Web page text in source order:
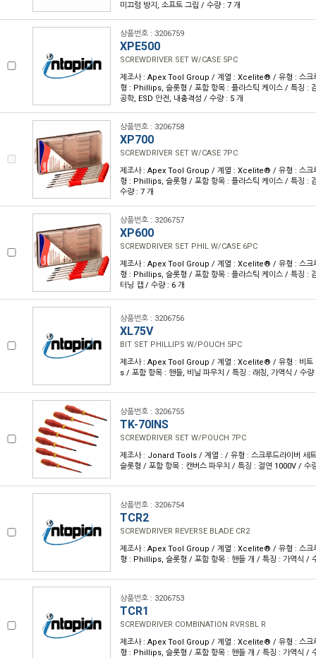
미끄럼 방지, 소프트 그립 / 수량 : 7 개
상품번호 : 3206759
XPE500
SCREWDRIVER SET W/CASE 5PC
제조사 : Apex Tool Group / 계열 : Xcelite® / 유형 : 스크
형 : Phillips, 슬롯형 / 포함 항목 : 플라스틱 케이스 / 특징 :
공학, ESD 안전, 내충격성 / 수량 : 5 개
상품번호 : 3206758
XP700
SCREWDRIVER SET W/CASE 7PC
제조사 : Apex Tool Group / 계열 : Xcelite® / 유형 : 스크
형 : Phillips, 슬롯형 / 포함 항목 : 플라스틱 케이스 / 특징 :
수량 : 7 개
상품번호 : 3206757
XP600
SCREWDRIVER SET PHIL W/CASE 6PC
제조사 : Apex Tool Group / 계열 : Xcelite® / 유형 : 스크
형 : Phillips, 슬롯형 / 포함 항목 : 플라스틱 케이스 / 특징 :
터닝 캡 / 수량 : 6 개
상품번호 : 3206756
XL75V
BIT SET PHILLIPS W/POUCH 5PC
제조사 : Apex Tool Group / 계열 : Xcelite® / 유형 : 비트
s / 포함 항목 : 핸들, 비닐 파우치 / 특징 : 래칭, 가역식 / 수량
상품번호 : 3206755
TK-70INS
SCREWDRIVER SET W/POUCH 7PC
제조사 : Jonard Tools / 계열 : / 유형 : 스크루드라이버 세
슬롯형 / 포함 항목 : 캔버스 파우치 / 특징 : 절연 1000V / 수
상품번호 : 3206754
TCR2
SCREWDRIVER REVERSE BLADE CR2
제조사 : Apex Tool Group / 계열 : Xcelite® / 유형 : 스크
형 : Phillips, 슬롯형 / 포함 항목 : 핸들 개 / 특징 : 가역식 /
상품번호 : 3206753
TCR1
SCREWDRIVER COMBINATION RVRSBL R
제조사 : Apex Tool Group / 계열 : Xcelite® / 유형 : 스크
형 : Phillips, 슬롯형 / 포함 항목 : 핸들 개 / 특징 : 가역식 /